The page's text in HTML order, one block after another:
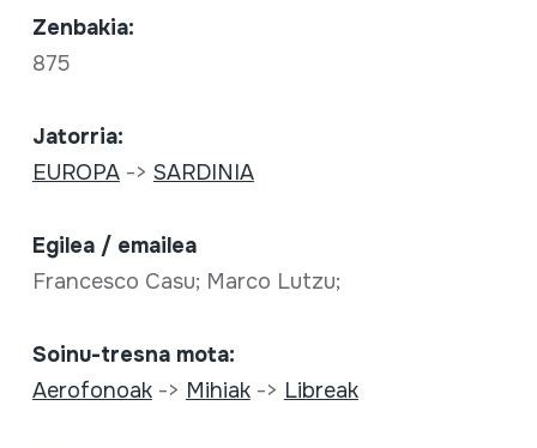
Zenbakia:
875
Jatorria:
EUROPA-> SARDINIA
Egilea / emailea
Francesco Casu; Marco Lutzu;
Soinu-tresna mota:
Aerofonoak-> Mihiak-> Libreak